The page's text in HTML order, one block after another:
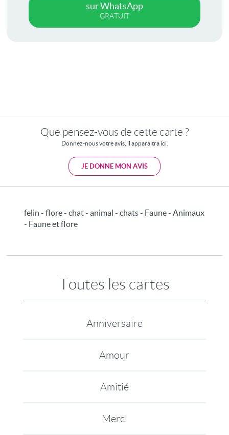
sur WhatsApp
GRATUIT
Que pensez-vous de cette carte ?
Donnez-nous votre avis, il apparaitra ici.
JE DONNE MON AVIS
felin - flore - chat - animal - chats - Faune - Animaux
- Faune et flore
Toutes les cartes
Anniversaire
Amour
Amitié
Merci